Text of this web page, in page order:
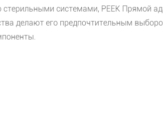
системами, PEEK Прямой
делают его предпочтительным